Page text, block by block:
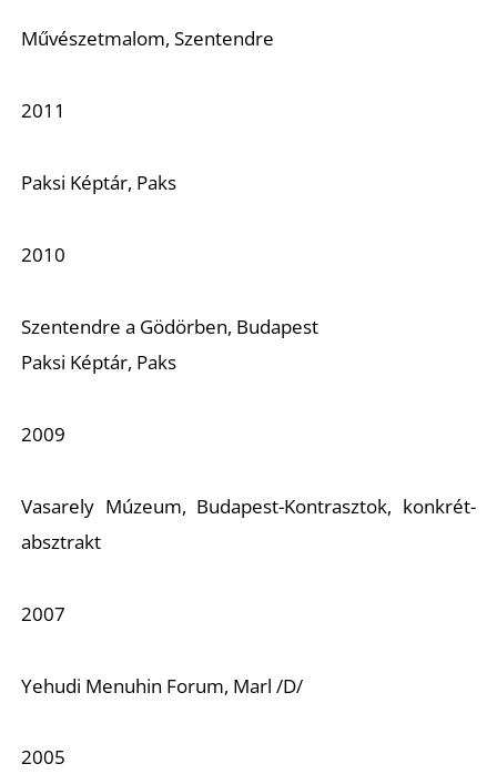
Művészetmalom, Szentendre
2011
Paksi Képtár, Paks
2010
Szentendre a Gödörben, Budapest
Paksi Képtár, Paks
2009
Vasarely Múzeum, Budapest-Kontrasztok, konkrét-
absztrakt
2007
Yehudi Menuhin Forum, Marl /D/
2005